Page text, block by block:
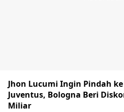
Jhon Lucumi Ingin Pindah ke
Juventus, Bologna Beri
Miliar